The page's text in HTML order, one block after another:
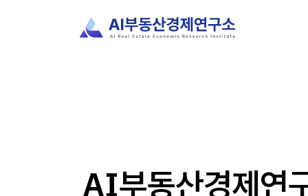
AI부동산경제연